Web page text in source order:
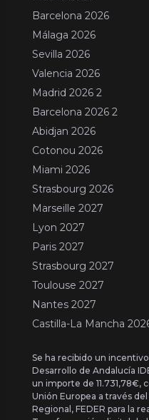
Barcelona 2026
Málaga 2026
Sevilla 2026
Valencia 2026
Madrid 2026 2
Barcelona 2026 2
Abidjan 2026
Cotonou 2026
Miami 2026
Strasbourg 2026
Marseille 2027
Lyon 2027
Paris 2027
Strasbourg 2027
Toulouse 2027
Nantes 2027
Castilla-La Mancha
Se ha recibido un
Desarrollo de Andalucía
un importe de 11.731,78€,
Unión Europea a través
Regional, FEDER para la